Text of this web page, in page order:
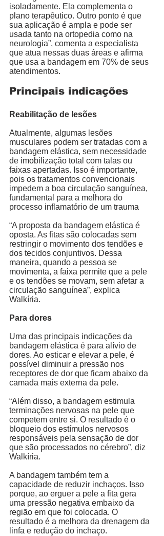
isoladamente. Ela complementa o
plano terapêutico. Outro ponto é que
sua aplicação é ampla e pode ser
usada tanto na ortopedia como na
neurologia”, comenta a especialista
que atua nessas duas áreas e afirma
que usa a bandagem em 70% de seus
atendimentos.
Principais indicações
Reabilitação de lesões
Atualmente, algumas lesões
musculares podem ser tratadas com a
bandagem elástica, sem necessidade
de imobilização total com talas ou
faixas apertadas. Isso é importante,
pois os tratamentos convencionais
impedem a boa circulação sanguínea,
fundamental para a melhora do
processo inflamatório de um trauma
“A proposta da bandagem elástica é
oposta. As fitas são colocadas sem
restringir o movimento dos tendões e
dos tecidos conjuntivos. Dessa
maneira, quando a pessoa se
movimenta, a faixa permite que a pele
e os tendões se movam, sem afetar a
circulação sanguínea”, explica
Walkíria.
Para dores
Uma das principais indicações da
bandagem elástica é para alívio de
dores. Ao esticar e elevar a pele, é
possível diminuir a pressão nos
receptores de dor que ficam abaixo da
camada mais externa da pele.
“Além disso, a bandagem estimula
terminações nervosas na pele que
competem entre si. O resultado é o
bloqueio dos estímulos nervosos
responsáveis pela sensação de dor
que são processados no cérebro”, diz
Walkíria.
A bandagem também tem a
capacidade de reduzir inchaços. Isso
porque, ao erguer a pele a fita gera
uma pressão negativa embaixo da
região em que foi colocada. O
resultado é a melhora da drenagem da
linfa e redução do inchaço.